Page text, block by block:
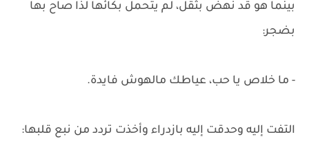
بينما هو قد نهض بثقل، لم يتحمل بكائها لذا صاح بها
بضجر:
- ما خلاص يا حب، عياطك مالهوش فايدة.
التفت إليه وحدقت إليه بازدراء وأخذت تردد من نبع قلبها: